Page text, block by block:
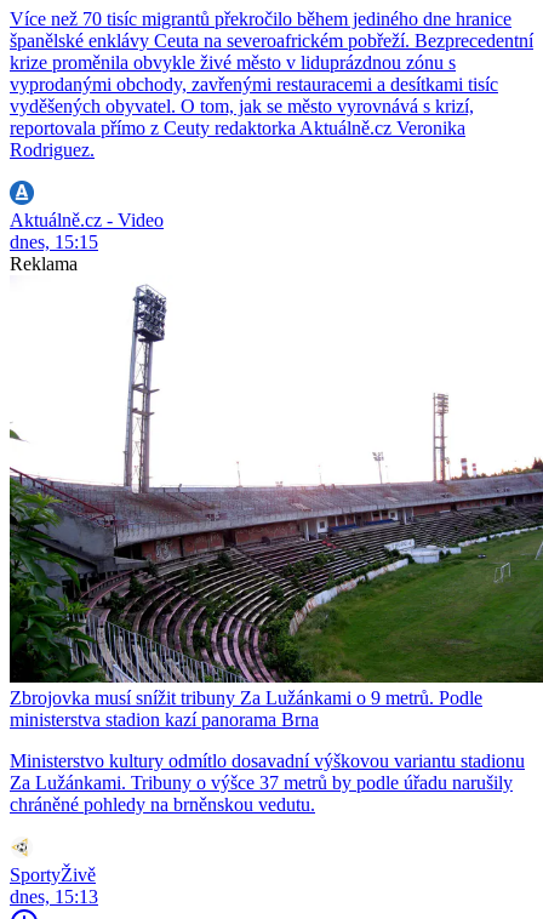
Více než 70 tisíc migrantů překročilo během jediného dne hranice
španělské enklávy Ceuta na severoafrickém pobřeží. Bezprecedentní
krize proměnila obvykle živé město v liduprázdnou zónu s
vyprodanými obchody, zavřenými restauracemi a desítkami tisíc
vyděšených obyvatel. O tom, jak se město vyrovnává s krizí,
reportovala přímo z Ceuty redaktorka Aktuálně.cz Veronika
Rodriguez.
Aktuálně.cz - Video
dnes, 15:15
Reklama
Zbrojovka musí snížit tribuny Za Lužánkami o 9 metrů. Podle
ministerstva stadion kazí panorama Brna
Ministerstvo kultury odmítlo dosavadní výškovou variantu stadionu
Za Lužánkami. Tribuny o výšce 37 metrů by podle úřadu narušily
chráněné pohledy na brněnskou vedutu.
SportyŽivě
dnes, 15:13